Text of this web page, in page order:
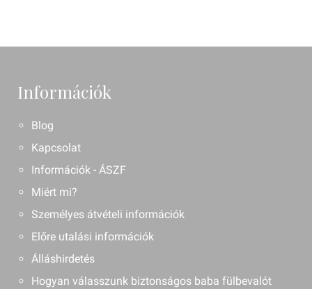
Információk
Blog
Kapcsolat
Információk - ÁSZF
Miért mi?
Személyes átvételi információk
Előre utalási információk
Álláshirdetés
Hogyan válasszunk biztonságos baba fülbevalót